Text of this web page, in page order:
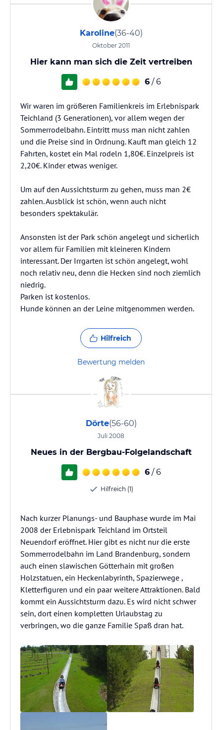
Karoline(36-40)
Oktober 2011
Hier kann man sich die Zeit vertreiben
6 / 6
Wir waren im größeren Familienkreis im Erlebnispark
Teichland (3 Generationen), vor allem wegen der
Sommerrodelbahn. Eintritt muss man nicht zahlen
und die Preise sind in Ordnung. Kauft man gleich 12
Fahrten, kostet ein Mal rodeln 1,80€. Einzelpreis ist
2,20€. Kinder etwas weniger.
Um auf den Aussichtsturm zu gehen, muss man 2€
zahlen. Ausblick ist schön, wenn auch nicht
besonders spektakulär.
Ansonsten ist der Park schön angelegt und sicherlich
vor allem für Familien mit kleineren Kindern
interessant. Der Irrgarten ist schön angelegt, wohl
noch relativ neu, denn die Hecken sind noch ziemlich
niedrig.
Parken ist kostenlos.
Hunde können an der Leine mitgenommen werden.
Hilfreich
Bewertung melden
Dörte(56-60)
Juli 2008
Neues in der Bergbau-Folgelandschaft
6 / 6
Hilfreich (1)
Nach kurzer Planungs- und Bauphase wurde im Mai
2008 der Erlebnispark Teichland im Ortsteil
Neuendorf eröffnet. Hier gibt es nicht nur die erste
Sommerrodelbahn im Land Brandenburg, sondern
auch einen slawischen Götterhain mit großen
Holzstatuen, ein Heckenlabyrinth, Spazierwege ,
Kletterfiguren und ein paar weitere Attraktionen. Bald
kommt ein Aussichtsturm dazu. Es wird nicht schwer
sein, dort einen kompletten Urlaubstag zu
verbringen, wo die ganze Familie Spaß dran hat.